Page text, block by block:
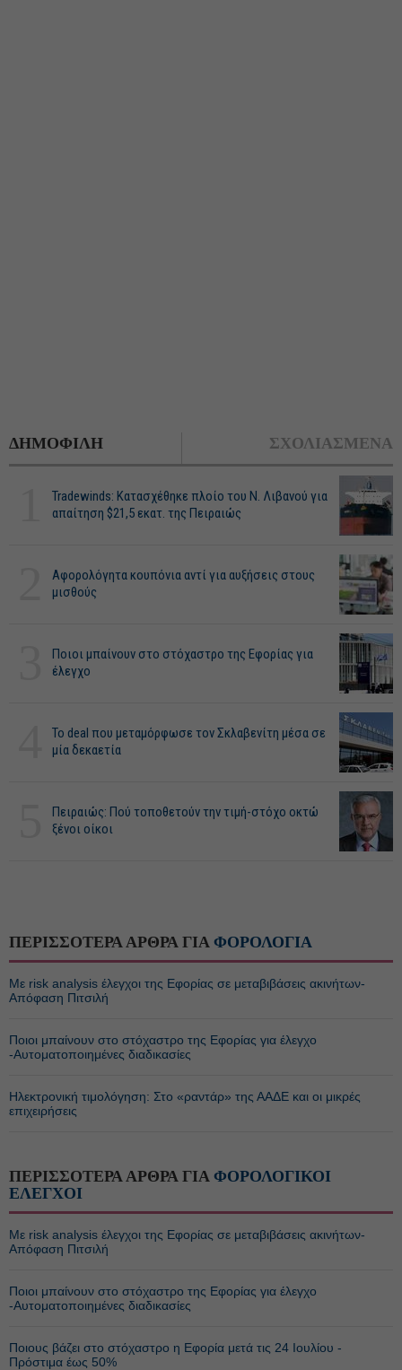
ΔΗΜΟΦΙΛΗ ΣΧΟΛΙΑΣΜΕΝΑ
Tradewinds: Κατασχέθηκε πλοίο του Ν. Λιβανού για
απαίτηση $21,5 εκατ. της Πειραιώς
Αφορολόγητα κουπόνια αντί για αυξήσεις στους
μισθούς
Ποιοι μπαίνουν στο στόχαστρο της Εφορίας για
έλεγχο
Το deal που μεταμόρφωσε τον Σκλαβενίτη μέσα σε
μία δεκαετία
Πειραιώς: Πού τοποθετούν την τιμή-στόχο οκτώ
ξένοι οίκοι
ΠΕΡΙΣΣΟΤΕΡΑ ΑΡΘΡΑ ΓΙΑ ΦΟΡΟΛΟΓΙΑ
Με risk analysis έλεγχοι της Εφορίας σε μεταβιβάσεις ακινήτων-
Απόφαση Πιτσιλή
Ποιοι μπαίνουν στο στόχαστρο της Εφορίας για έλεγχο
-Αυτοματοποιημένες διαδικασίες
Ηλεκτρονική τιμολόγηση: Στο «ραντάρ» της ΑΑΔΕ και οι μικρές
επιχειρήσεις
ΠΕΡΙΣΣΟΤΕΡΑ ΑΡΘΡΑ ΓΙΑ ΦΟΡΟΛΟΓΙΚΟΙ
ΕΛΕΓΧΟΙ
Με risk analysis έλεγχοι της Εφορίας σε μεταβιβάσεις ακινήτων-
Απόφαση Πιτσιλή
Ποιοι μπαίνουν στο στόχαστρο της Εφορίας για έλεγχο
-Αυτοματοποιημένες διαδικασίες
Ποιους βάζει στο στόχαστρο η Εφορία μετά τις 24 Ιουλίου -
Πρόστιμα έως 50%